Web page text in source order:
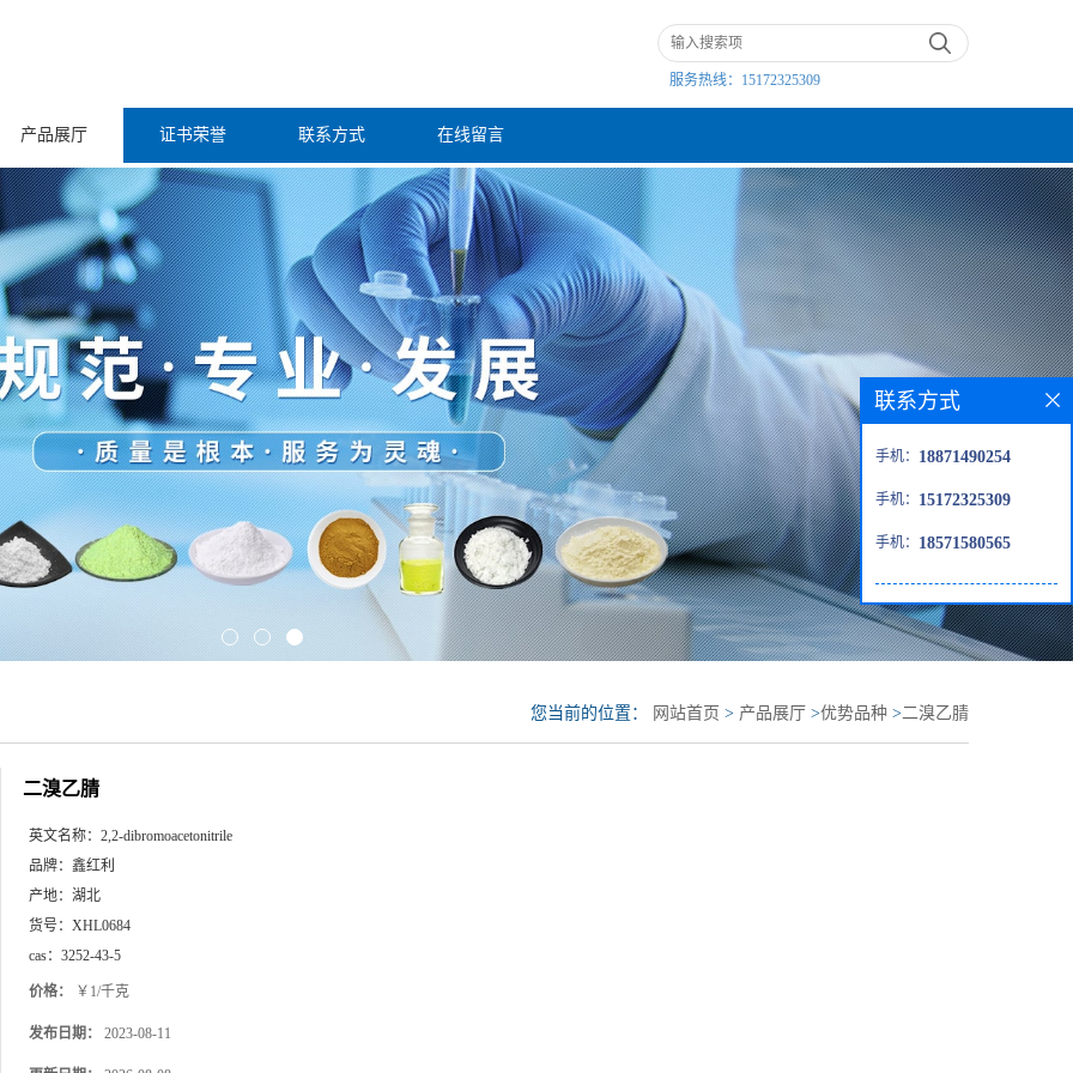
服务热线： 15172325309
产品展厅 证书荣誉 联系方式 在线留言
您当前的位置： 网站首页 > 产品展厅 >优势品种 > 二溴乙腈
二溴乙腈
英文名称： 2,2-dibromoacetonitrile
品牌： 鑫红利
产地： 湖北
货号： XHL0684
cas： 3252-43-5
价格： ￥1/千克
发布日期： 2023-08-11
联系方式
手机： 18871490254
手机： 15172325309
手机： 18571580565